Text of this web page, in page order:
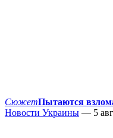
СюжетПытаются
Новости Украины — 5